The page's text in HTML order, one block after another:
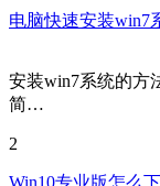
电脑快速安装win7
安装win7系统的方
简…
2